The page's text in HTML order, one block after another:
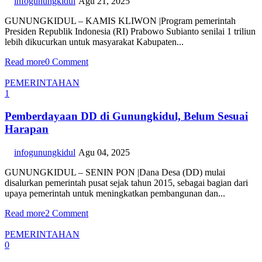
GUNUNGKIDUL – KAMIS KLIWON |Program pemerintah
Presiden Republik Indonesia (RI) Prabowo Subianto senilai 1 triliun
lebih dikucurkan untuk masyarakat Kabupaten...
Read more0 Comment
PEMERINTAHAN
1
Pemberdayaan DD di Gunungkidul, Belum Sesuai
Harapan
infogunungkidul Agu 04, 2025
GUNUNGKIDUL – SENIN PON |Dana Desa (DD) mulai
disalurkan pemerintah pusat sejak tahun 2015, sebagai bagian dari
upaya pemerintah untuk meningkatkan pembangunan dan...
Read more2 Comment
PEMERINTAHAN
0